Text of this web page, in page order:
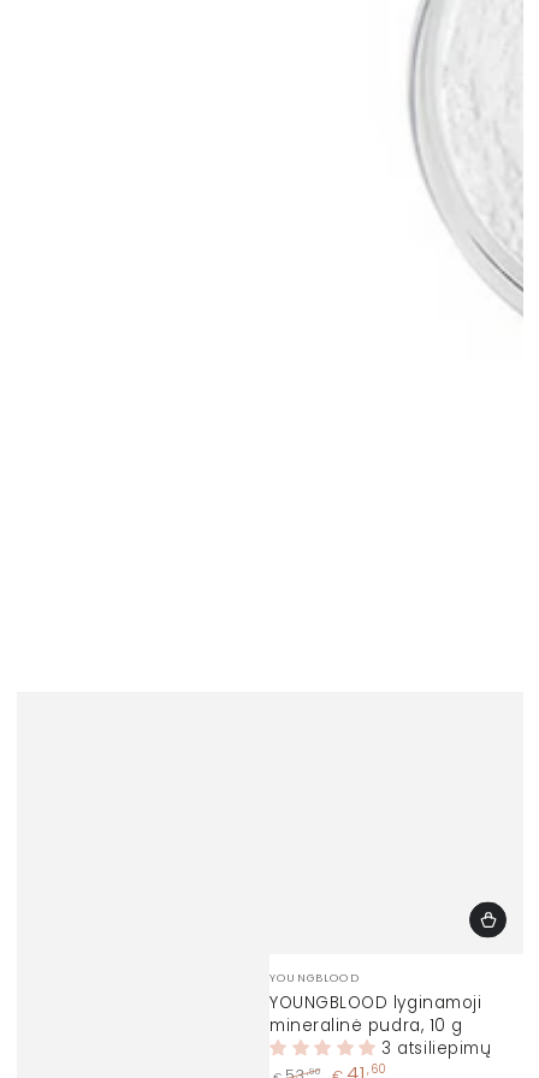
Prekinis
ženklas:
YOUNGBLOOD
YOUNGBLOOD lyginamoji
mineralinė pudra, 10 g
3 atsiliepimų
,90 ,60